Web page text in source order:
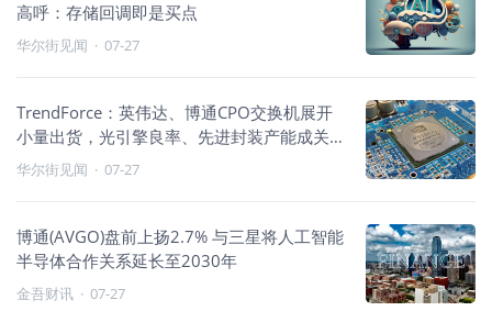
高呼：存储回调即是买点
华尔街见闻 · 07-27
TrendForce：英伟达、博通CPO交换机展开
小量出货，光引擎良率、先进封装产能成关
键因素
华尔街见闻 · 07-27
博通(AVGO)盘前上扬2.7% 与三星将人工智能
半导体合作关系延长至2030年
金吾财讯 · 07-27